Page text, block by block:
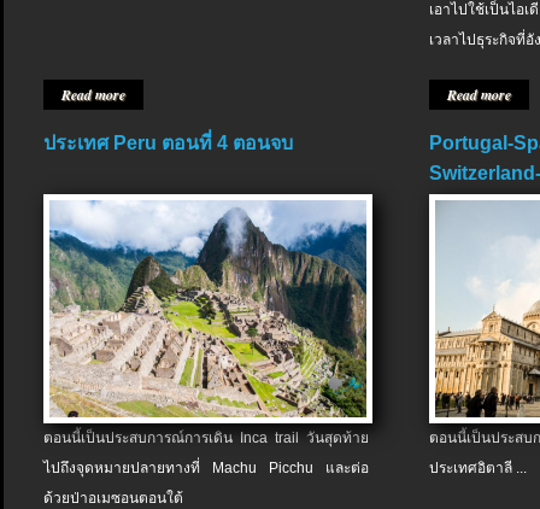
Read more
เอาไปใช้เป็นไอ
เวลาไปธุระกิจที่อั
Read more
ประเทศ Peru ตอนที่ 4 ตอนจบ
ตอนนี้เป็นประสบการณ์การเดิน Inca trail วันสุดท้าย
ไปถึงจุดหมายปลายทางที่ Machu Picchu และต่อ
ด้วยป่าอเมซอนตอนใต้
Portugal-
ตอนนี้เป็นประส
ประเทศอิตาลี ...